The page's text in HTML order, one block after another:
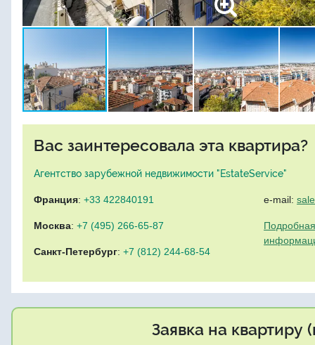
Вас заинтересовала эта квартира?
Агентство зарубежной недвижимости "EstateService"
Франция: +33 422840191
Москва: +7 (495) 266-65-87
Санкт-Петербург: +7 (812) 244-68-54
e-mail:
Заявка на квартиру